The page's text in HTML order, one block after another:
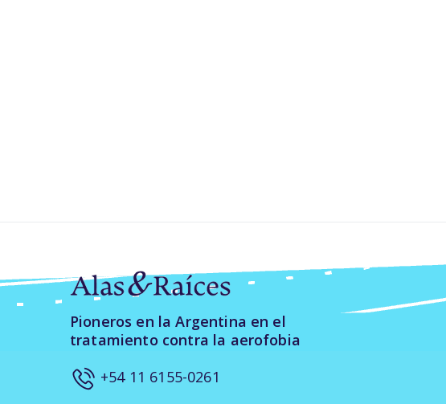
Pioneros en la Argentina en el
tratamiento contra la aerofobia
+54 11 6155-0261